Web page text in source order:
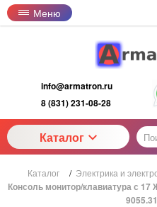
Меню
info@armatron.ru
8 (831) 231-08-28
Каталог
Каталог / Электрика и
Консоль монитор/клавиатура с